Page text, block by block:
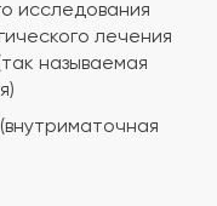
исследования
лечения
называемая